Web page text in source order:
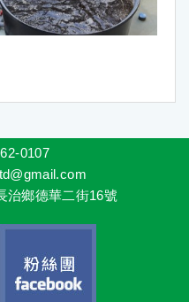
0107
治鄉德華二街16號